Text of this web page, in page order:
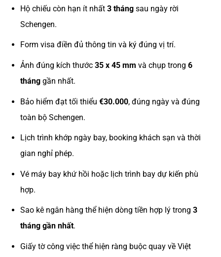
Hộ chiếu còn hạn ít nhất 3 thángsau ngày rời
Schengen.
Form visa điền đủ thông tin và ký đúng vị trí.
Ảnh đúng kích thước 35 x 45 mm và chụp trong 6
thánggần nhất.
Bảo hiểm đạt tối thiểu €30.000, đúng ngày và đúng
toàn bộ Schengen.
Lịch trình khớp ngày bay, booking khách sạn và thời
gian nghỉ phép.
Vé máy bay khứ hồi hoặc lịch trình bay dự kiến phù
hợp.
Sao kê ngân hàng thể hiện dòng tiền hợp lý trong 3
tháng gần nhất.
Giấy tờ công việc thể hiện ràng buộc quay về Việt